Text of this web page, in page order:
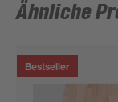
Ähnliche
Bestseller